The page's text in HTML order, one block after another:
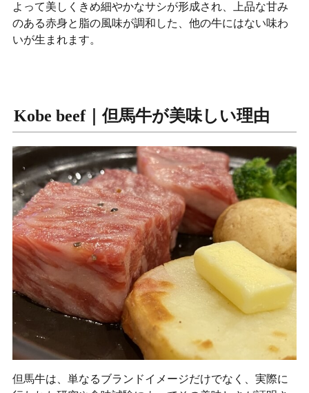
よって美しくきめ細やかなサシが形成され、上品な甘み
のある赤身と脂の風味が調和した、他の牛にはない味わ
いが生まれます。
Kobe beef｜但馬牛が美味しい理由
但馬牛は、単なるブランドイメージだけでなく、実際に